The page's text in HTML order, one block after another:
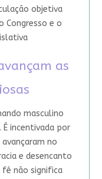
objetiva
Congresso e o
as
masculino
incentivada por
no
e desencanto
fé não significa